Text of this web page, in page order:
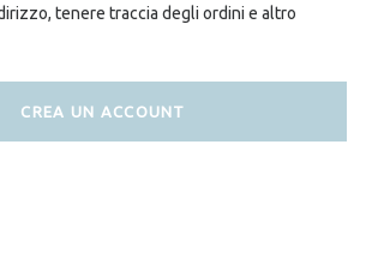
tenere traccia degli ordini e altro
CREA UN ACCOUNT